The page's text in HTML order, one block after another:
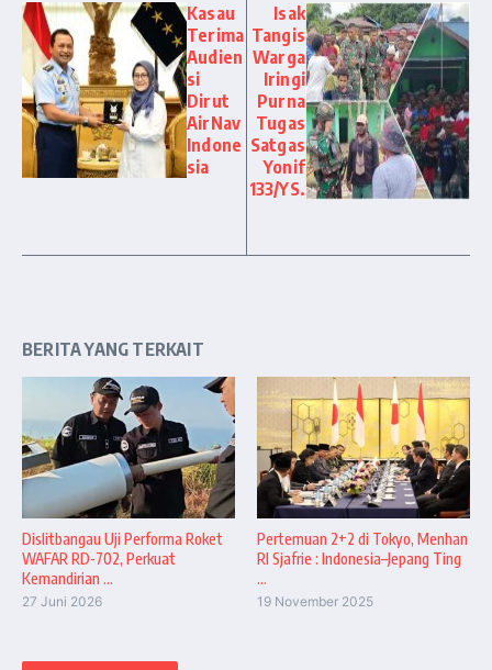
Kasau
Terima
Audien
si
Dirut
AirNav
Indone
sia
Isak
Tangis
Warga
Iringi
Purna
Tugas
Satgas
Yonif
133/YS.
BERITA YANG TERKAIT
Dislitbangau Uji Performa Roket
WAFAR RD-702, Perkuat
Kemandirian ...
27 Juni 2026
Pertemuan 2+2 di Tokyo, Menhan
RI Sjafrie : Indonesia–Jepang Ting
...
19 November 2025